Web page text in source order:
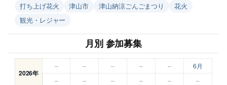
打ち上げ花火
津山市 津山納涼ごんごまつり
花火
観光・レジャー
月別 参加募集
2026年
– – – – –
6月
–
– – – – –